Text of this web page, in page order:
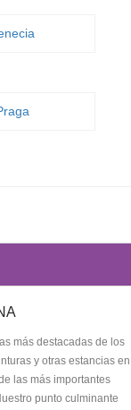
más destacadas de los
y otras estancias en
las más importantes
punto culminante